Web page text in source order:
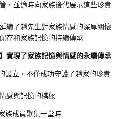
，並適時向家族後代展示這些珍貴
續了趙先生對家族情感的深厚關懷
存和家族記憶的持續傳承
實現了家族記憶與情感的永續傳承
設立，不僅成功守護了趙家的珍貴
感與記憶的橋樑
族成員聚集一堂時